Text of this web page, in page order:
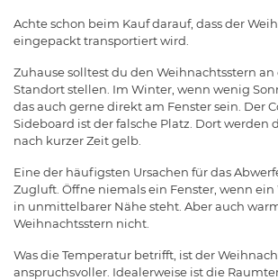
Achte schon beim Kauf darauf, dass der
eingepackt transportiert wird.
Zuhause solltest du den Weihnachtsstern
Standort stellen. Im Winter, wenn wenig
das auch gerne direkt am Fenster sein. Der
Sideboard ist der falsche Platz. Dort werden
nach kurzer Zeit gelb.
Eine der häufigsten Ursachen für das
Zugluft. Öffne niemals ein Fenster, wenn
in unmittelbarer Nähe steht. Aber auch
Weihnachtsstern nicht.
Was die Temperatur betrifft, ist der
anspruchsvoller. Idealerweise ist die